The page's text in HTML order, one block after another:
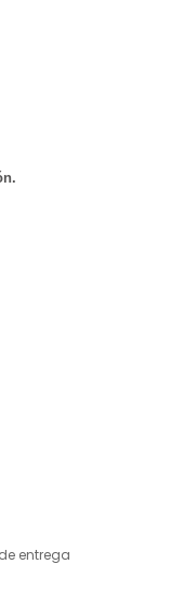
entrega